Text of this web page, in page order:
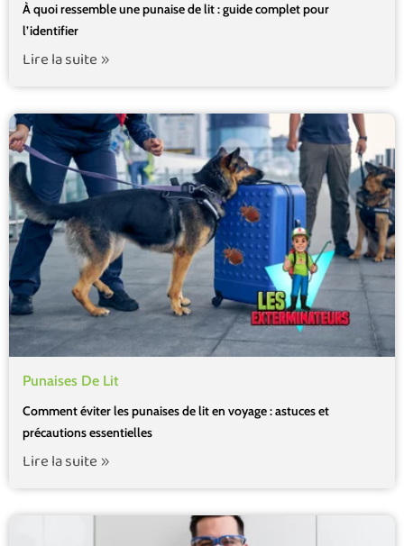
À quoi ressemble une punaise de lit : guide complet pour
l’identifier
Lire la suite
Punaises De Lit
Comment éviter les punaises de lit en voyage : astuces et
précautions essentielles
Lire la suite